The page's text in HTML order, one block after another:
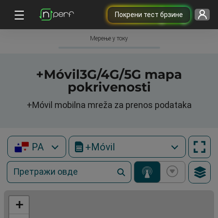
Покрени тест брзине
Мерење у току
+Móvil3G/4G/5G mapa
pokrivenosti
+Móvil mobilna mreža za prenos podataka
PA +Móvil
+